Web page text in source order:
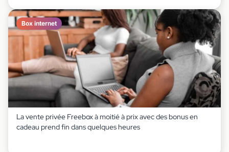
Box internet
La vente privée Freebox à moitié à prix avec des bonus en
cadeau prend fin dans quelques heures